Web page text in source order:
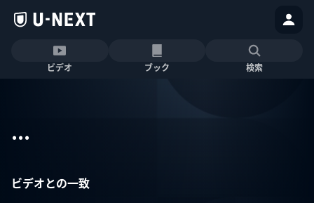
ビデオ ブック 検索
...
ビデオとの一致